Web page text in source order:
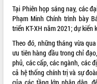
Diễn đàn Kinh tế tư nhân Việt Nam
phá cơ chế - Hợp tác công tư
Đề án 06 tạo bước ngoặt đột phá
cải cách hành chính tỉnh Đắk Lắk
Kết nối tour, đẩy mạnh chuyển đổi
để phát triển du lịch Đắk Lắk
Khởi động Dự án Đầu tư xây dựng
Tại Phiên họp sáng nay, các
Phạm Minh Chính trình bày
triển KT-XH năm 2021; dự kiến
Theo đó, những tháng vừa
ưu tiên hàng đầu trong chỉ
phủ, các cấp, các ngành, các
cả hệ thống chính trị và sự